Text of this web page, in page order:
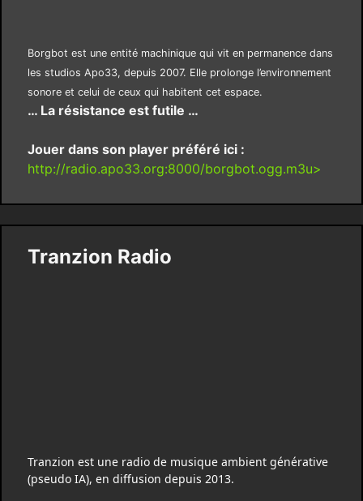
Borgbot est une entité machinique qui vit en permanence dans
les studios Apo33, depuis 2007. Elle prolonge l’environnement
sonore et celui de ceux qui habitent cet espace.
… La résistance est futile …
Jouer dans son player préféré ici :
http://radio.apo33.org:8000/borgbot.ogg.m3u>
Tranzion Radio
Tranzion est une radio de musique ambient générative
(pseudo IA), en diffusion depuis 2013.